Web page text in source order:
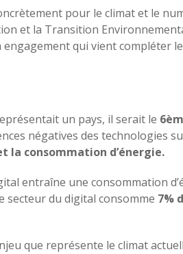
pour le climat et le
et la Transition
engagement qui vient compléter
un pays, il serait le
négatives des technologies
la consommation d’énergie.
entraîne une consommation
secteur du digital consomme 7%
que représente le climat